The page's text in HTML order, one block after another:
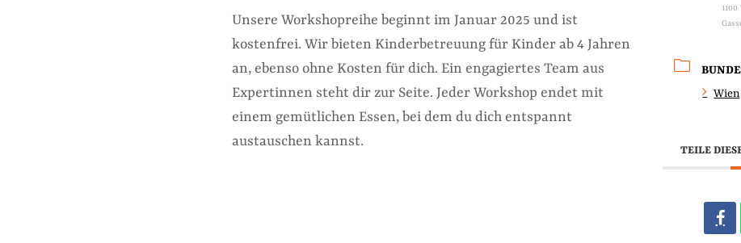
Unsere Workshopreihe beginnt im Januar 2025 und ist
kostenfrei. Wir bieten Kinderbetreuung für Kinder ab 4 Jahren
an, ebenso ohne Kosten für dich. Ein engagiertes Team aus
Expertinnen steht dir zur Seite. Jeder Workshop endet mit
einem gemütlichen Essen, bei dem du dich entspannt
austauschen kannst.
Wien
TEILE